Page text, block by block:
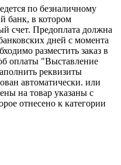
по безналичному
банк, в котором
счет. Предоплата должна
дней с момента
разместить заказ в
оплаты "Выставление
реквизиты
автоматически. или
на товар указаны с
отнесено к категории